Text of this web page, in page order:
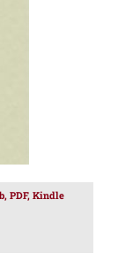
PDF, Kindle